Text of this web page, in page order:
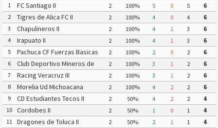
1 FC Santiago II 2 100% 5 0 5
6
2
Tigres de Alica FC II 2 100% 4 0 4
6
3
Chapulineros II 2 100% 4 1 3
6
4
Irapuato II 2 100% 4 1 3
6
5
Pachuca CF Fuerzas Basicas
Pachuca CF III
2 100% 2 0 2
6
6
Club Deportivo Mineros de
Zacatecas II
2 100% 3 1 2
6
7
Racing Veracruz III 2 100% 3 1 2
6
8
Morelia Ud Michoacana 2 100% 4 2 2
6
9
CD Estudiantes Tecos II 2 50% 4 2 2
4
10
Cordobes II 2 50% 1 0 1
4
11
Dragones de Toluca II 2 50% 2 1 1
4